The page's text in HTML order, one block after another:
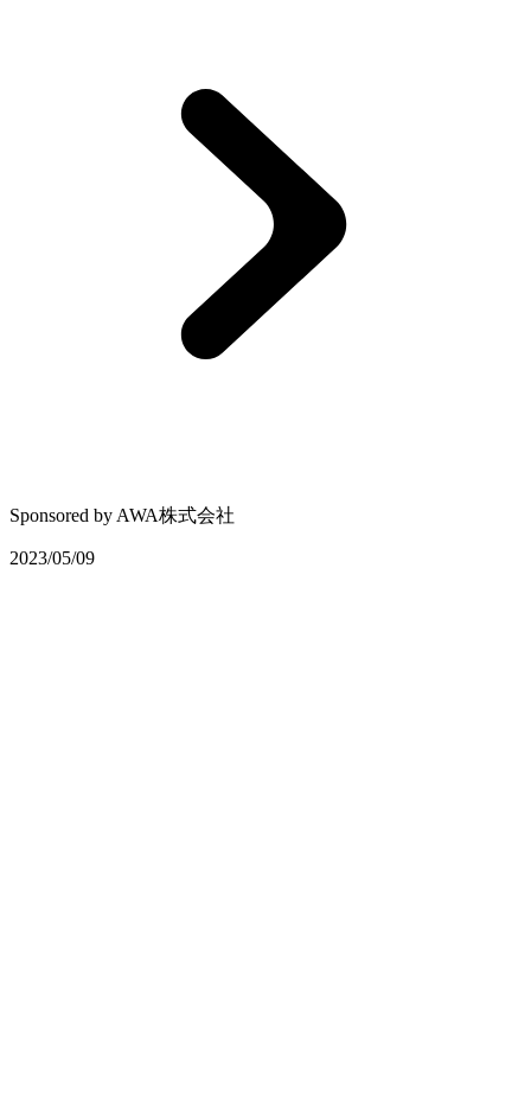
Sponsored by AWA株式会社
2023/05/09